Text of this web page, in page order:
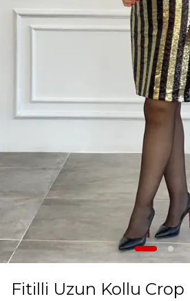
Fitilli Uzun Kollu Crop